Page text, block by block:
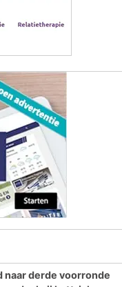
naar derde voorronde